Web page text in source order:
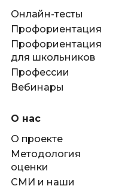
Онлайн-тесты
Профориентация
Профориентация
для школьников
Профессии
Вебинары
О нас
О проекте
Методология
оценки
СМИ и наши